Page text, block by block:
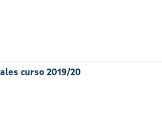
curso 2019/20